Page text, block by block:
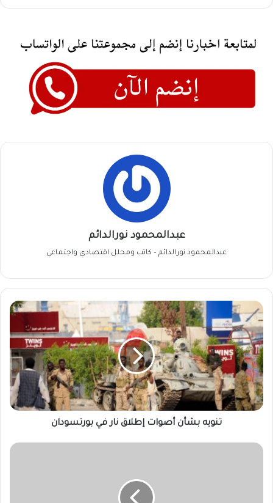
عبدالمحمود نورالدائم
عبدالمحمود نورالدائم – كاتب ومحلل اقتصادي واجتماعي
تنويه
بشأن
أصوات
إطلاق
نار
في
بورتسودان
تنويه بشأن أصوات إطلاق نار في بورتسودان
طالب